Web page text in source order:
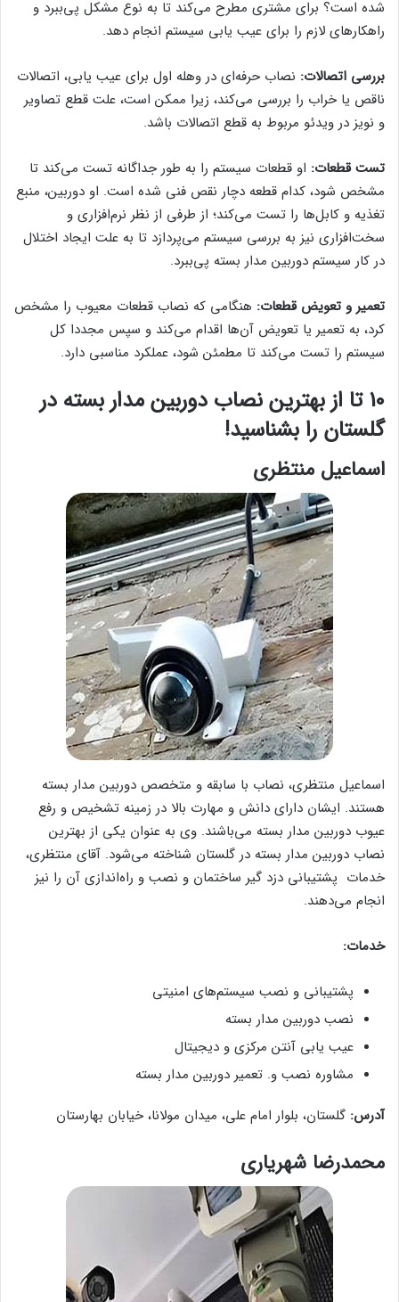
شده است؟ برای مشتری مطرح می‌کند تا به نوع مشکل پی‌ببرد و
راهکارهای لازم را برای عیب یابی سیستم انجام دهد.
بررسی اتصالات: نصاب حرفه‌ای در وهله اول برای عیب یابی، اتصالات
ناقص یا خراب را بررسی می‌کند، زیرا ممکن است، علت قطع تصاویر
و نویز در ویدئو مربوط به قطع اتصالات باشد.
تست قطعات: او قطعات سیستم را به طور جداگانه تست می‌کند تا
مشخص شود، کدام قطعه دچار نقص فنی شده است. او دوربین، منبع
تغذیه و کابل‌ها را تست می‌کند؛ از طرفی از نظر نرم‌افزاری و
سخت‌افزاری نیز به بررسی سیستم می‌پردازد تا به علت ایجاد اختلال
در کار سیستم دوربین مدار بسته پی‌ببرد.
تعمیر و تعویض قطعات: هنگامی که نصاب قطعات معیوب را مشخص
کرد، به تعمیر یا تعویض آن‌ها اقدام می‌کند و سپس مجددا کل
سیستم را تست می‌کند تا مطمئن شود، عملکرد مناسبی دارد.
10 تا از بهترین نصاب دوربین مدار بسته در
گلستان را بشناسید!
اسماعیل منتظری
اسماعیل منتظری، نصاب با سابقه و متخصص دوربین مدار بسته
هستند. ایشان دارای دانش و مهارت بالا در زمینه تشخیص و رفع
عیوب دوربین مدار بسته می‌باشند. وی به عنوان یکی از بهترین
نصاب دوربین مدار بسته در گلستان شناخته می‌شود. آقای منتظری،
خدمات پشتیبانی دزد گیر ساختمان و نصب و راه‌اندازی آن را نیز
انجام می‌دهند.
خدمات:
پشتیبانی و نصب سیستم‌های امنیتی
نصب دوربین مدار بسته
عیب یابی آنتن مرکزی و دیجیتال
مشاوره نصب و. تعمیر دوربین مدار بسته
آدرس: گلستان، بلوار امام علی، میدان مولانا، خیابان بهارستان
محمدرضا شهریاری